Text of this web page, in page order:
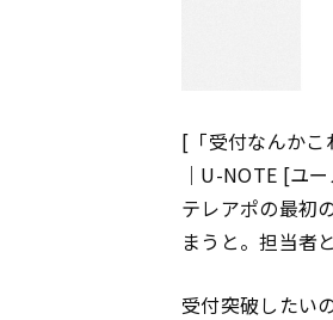
[「受付なんかこ
｜U-NOTE [ユ
テレアポの最初
まうと。担当者
受付突破したい